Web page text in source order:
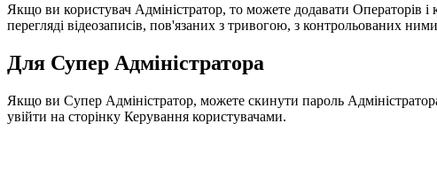
Якщо ви користувач Адміністратор, то можете додавати Операторів
перегляді відеозаписів, пов'язаних з тривогою, з контрольованих
Для Супер Адміністратора
Якщо ви Супер Адміністратор, можете скинути пароль
увійти на сторінку Керування користувачами.